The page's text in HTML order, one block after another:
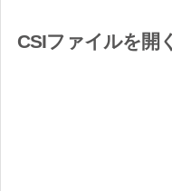
CSIファイルを開